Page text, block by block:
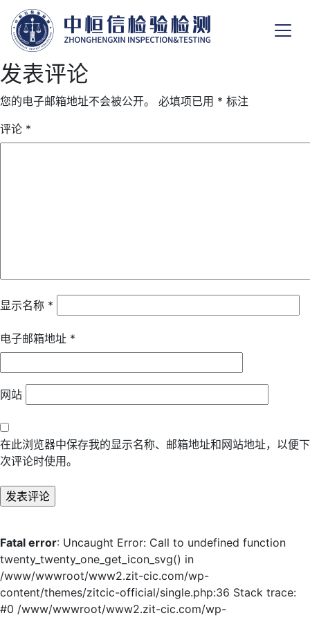
发表评论
您的电子邮箱地址不会被公开。 必填项已用 * 标注
评论 *
显示名称 *
电子邮箱地址 *
网站
在此浏览器中保存我的显示名称、邮箱地址和网站地址，以便下
次评论时使用。
Fatal error: Uncaught Error: Call to undefined function
twenty_twenty_one_get_icon_svg() in
/www/wwwroot/www2.zit-cic.com/wp-
content/themes/zitcic-official/single.php:36 Stack trace:
#0 /www/wwwroot/www2.zit-cic.com/wp-